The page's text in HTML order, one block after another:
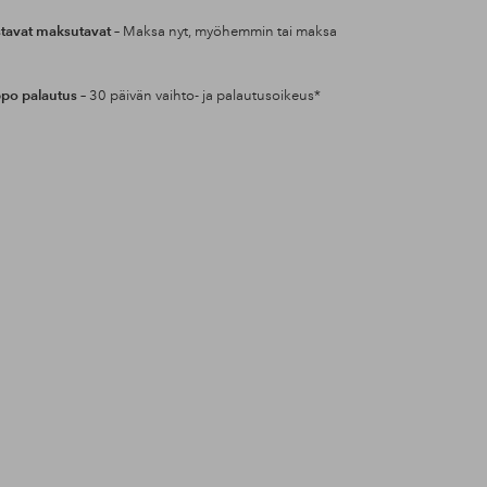
maksutavat– Maksa nyt, myöhemmin tai maksa
palautus– 30 päivän vaihto- ja palautusoikeus*